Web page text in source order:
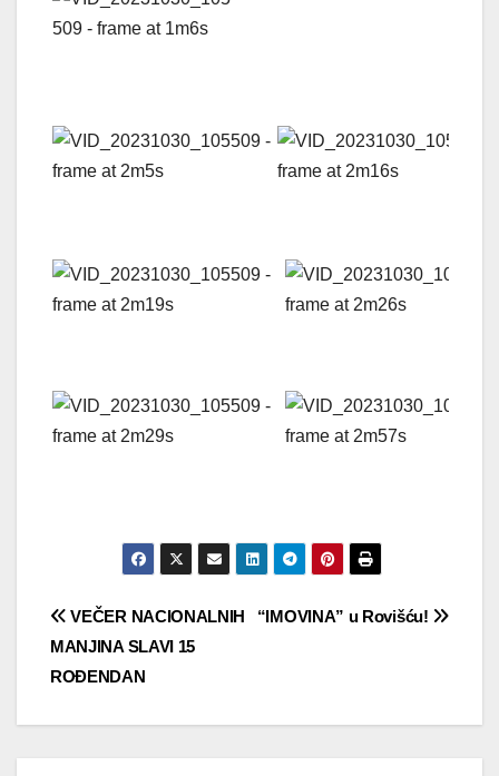
Navigacija
objava
“IMOVINA” u Rovišću!
VEČER NACIONALNIH
MANJINA SLAVI 15
ROĐENDAN